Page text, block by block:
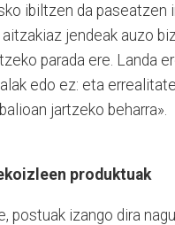
ibiltzen da paseatzen
jendeak auzo
parada ere. Landa
edo ez: eta
jartzeko beharra».
produktuak
postuak izango dira